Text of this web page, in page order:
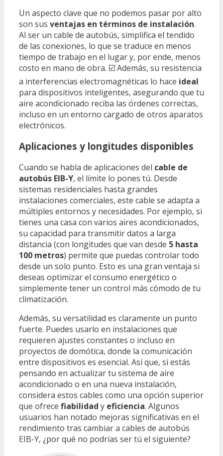
Un aspecto clave que no podemos pasar por alto
son sus ventajas en términos de instalación.
Al ser un cable de autobús, simplifica el tendido
de las conexiones, lo que se traduce en menos
tiempo de trabajo en el lugar y, por ende, menos
costo en mano de obra. ☑️ Además, su resistencia
a interferencias electromagnéticas lo hace ideal
para dispositivos inteligentes, asegurando que tu
aire acondicionado reciba las órdenes correctas,
incluso en un entorno cargado de otros aparatos
electrónicos.
Aplicaciones y longitudes disponibles
Cuando se habla de aplicaciones del cable de
autobús EIB-Y, el límite lo pones tú. Desde
sistemas residenciales hasta grandes
instalaciones comerciales, este cable se adapta a
múltiples entornos y necesidades. Por ejemplo, si
tienes una casa con varios aires acondicionados,
su capacidad para transmitir datos a larga
distancia (con longitudes que van desde 5 hasta
100 metros) permite que puedas controlar todo
desde un solo punto. Esto es una gran ventaja si
deseas optimizar el consumo energético o
simplemente tener un control más cómodo de tu
climatización.
Además, su versatilidad es claramente un punto
fuerte. Puedes usarlo en instalaciones que
requieren ajustes constantes o incluso en
proyectos de domótica, donde la comunicación
entre dispositivos es esencial. Así que, si estás
pensando en actualizar tu sistema de aire
acondicionado o en una nueva instalación,
considera estos cables como una opción superior
que ofrece fiabilidad y eficiencia. Algunos
usuarios han notado mejoras significativas en el
rendimiento tras cambiar a cables de autobús
EIB-Y, ¿por qué no podrías ser tú el siguiente?